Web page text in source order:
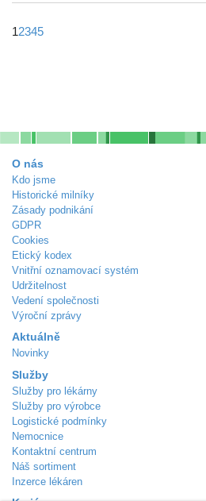
12345
O nás
Kdo jsme
Historické milníky
Zásady podnikání
GDPR
Cookies
Etický kodex
Vnitřní oznamovací systém
Udržitelnost
Vedení společnosti
Výroční zprávy
Aktuálně
Novinky
Služby
Služby pro lékárny
Služby pro výrobce
Logistické podmínky
Nemocnice
Kontaktní centrum
Náš sortiment
Inzerce lékáren